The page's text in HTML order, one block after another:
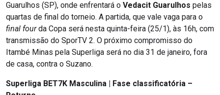
Guarulhos (SP), onde enfrentará o Vedacit Guarulhos pelas
quartas de final do torneio. A partida, que vale vaga para o
final fourda Copa será nesta quinta-feira (25/1), às 16h, com
transmissão do SporTV 2. O próximo compromisso do
Itambé Minas pela Superliga será no dia 31 de janeiro, fora
de casa, contra o Suzano.
Superliga BET7K Masculina | Fase classificatória –